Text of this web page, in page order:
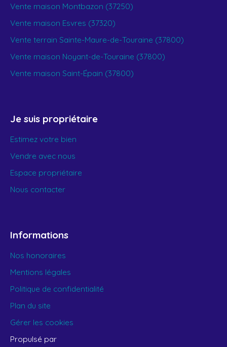
Vente maison Montbazon (37250)
Vente maison Esvres (37320)
Vente terrain Sainte-Maure-de-Touraine (37800)
Vente maison Noyant-de-Touraine (37800)
Vente maison Saint-Épain (37800)
Je suis propriétaire
Estimez votre bien
Vendre avec nous
Espace propriétaire
Nous contacter
Informations
Nos honoraires
Mentions légales
Politique de confidentialité
Plan du site
Gérer les cookies
Propulsé par